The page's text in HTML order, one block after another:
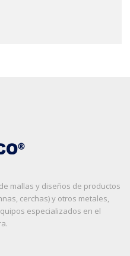
mallas y diseños de productos
cerchas) y otros metales,
especializados en el